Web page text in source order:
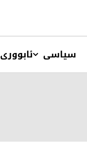
سیاسی ئابووری